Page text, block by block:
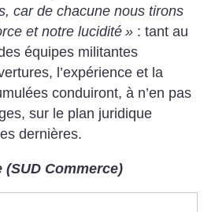
car de chacune nous tirons
et notre lucidité » : tant au
équipes militantes
l’expérience et la
conduiront, à n’en pas
sur le plan juridique
dernières.
Commerce)